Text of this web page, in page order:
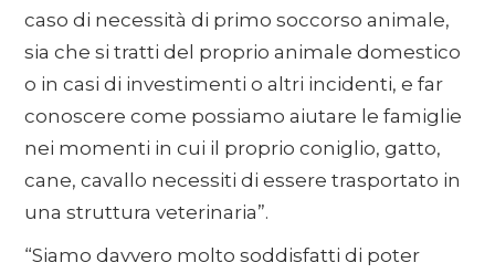
caso di necessità di primo soccorso animale,
sia che si tratti del proprio animale domestico
o in casi di investimenti o altri incidenti, e far
conoscere come possiamo aiutare le famiglie
nei momenti in cui il proprio coniglio, gatto,
cane, cavallo necessiti di essere trasportato in
una struttura veterinaria”.
“Siamo davvero molto soddisfatti di poter